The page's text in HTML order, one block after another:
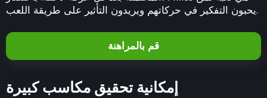
يحبون التفكير في حركاتهم ويريدون التأثير على طريقة اللعب.
قم بالمراهنة
إمكانية تحقيق مكاسب كبيرة